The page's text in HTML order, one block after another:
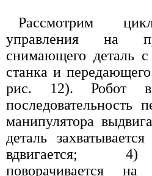
Рассмотрим
управления на
снимающего деталь с
станка и
рис. 12). Робот
последовательность
манипулятора
деталь
вдвигается; 4)
поворачивается